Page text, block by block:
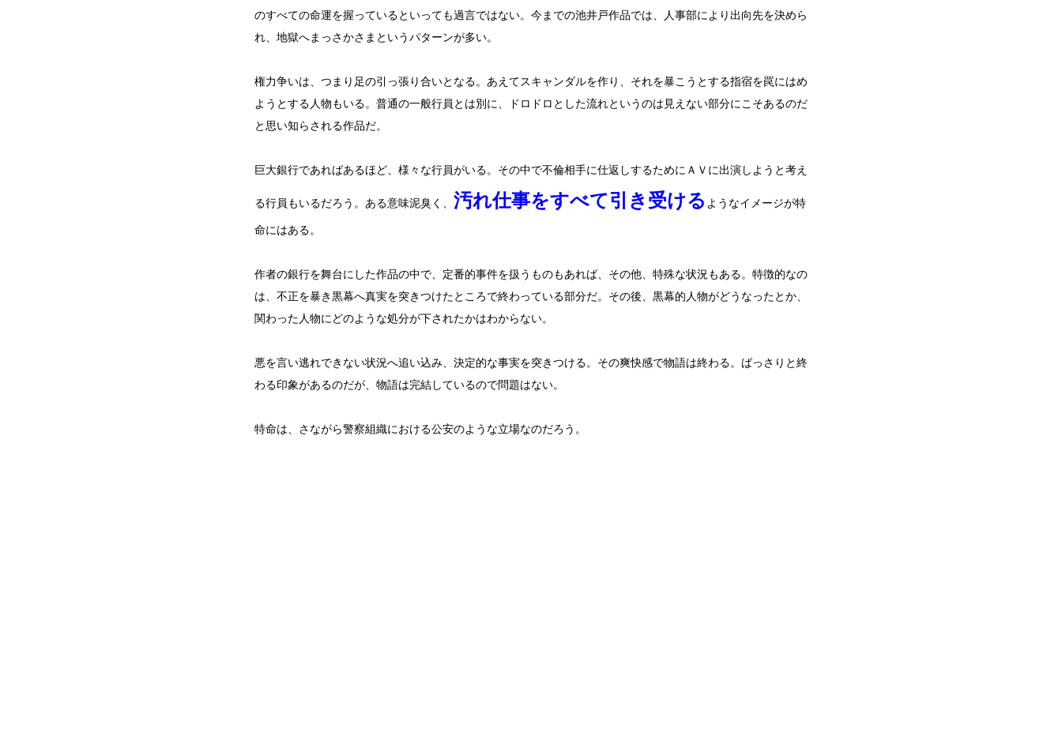
のすべての命運を握っているといっても過言ではない。今までの池井戸作品では、人事部により出向先を決めら
れ、地獄へまっさかさまというパターンが多い。
権力争いは、つまり足の引っ張り合いとなる。あえてスキャンダルを作り、それを暴こうとする指宿を罠にはめ
ようとする人物もいる。普通の一般行員とは別に、ドロドロとした流れというのは見えない部分にこそあるのだ
と思い知らされる作品だ。
巨大銀行であればあるほど、様々な行員がいる。その中で不倫相手に仕返しするためにＡＶに出演しようと考え
る行員もいるだろう。ある意味泥臭く、 汚れ仕事をすべて引き受ける ようなイメージが特
命にはある。
作者の銀行を舞台にした作品の中で、定番的事件を扱うものもあれば、その他、特殊な状況もある。特徴的なの
は、不正を暴き黒幕へ真実を突きつけたところで終わっている部分だ。その後、黒幕的人物がどうなったとか、
関わった人物にどのような処分が下されたかはわからない。
悪を言い逃れできない状況へ追い込み、決定的な事実を突きつける。その爽快感で物語は終わる。ばっさりと終
わる印象があるのだが、物語は完結しているので問題はない。
特命は、さながら警察組織における公安のような立場なのだろう。